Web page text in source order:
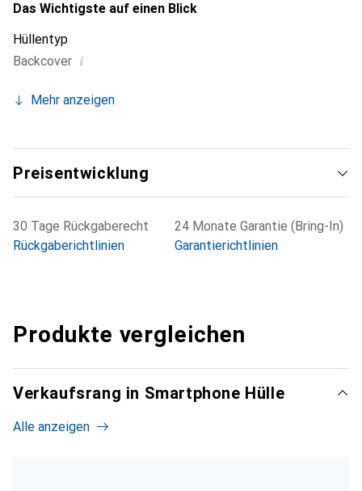
Das Wichtigste auf einen Blick
Hüllentyp
Backcover i
Mehr anzeigen
Preisentwicklung
30 Tage Rückgaberecht
Rückgaberichtlinien
24 Monate Garantie (Bring-In)
Garantierichtlinien
Produkte vergleichen
Verkaufsrang in Smartphone Hülle
Alle anzeigen